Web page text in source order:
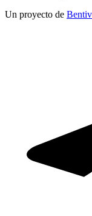
Un proyecto de